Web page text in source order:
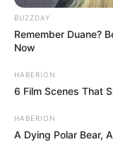
BUZZDAY
Remember Duane?
Now
HABERION
6 Film Scenes That
HABERION
A Dying Polar Bear,